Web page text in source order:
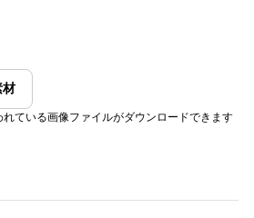
材
ている画像ファイルがダウンロードできます